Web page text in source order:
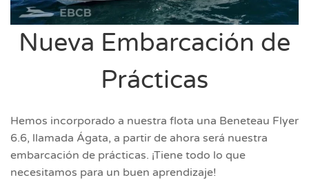
Nueva Embarcación de
Prácticas
Hemos incorporado a nuestra flota una Beneteau Flyer
6.6, llamada Ágata, a partir de ahora será nuestra
embarcación de prácticas. ¡Tiene todo lo que
necesitamos para un buen aprendizaje!